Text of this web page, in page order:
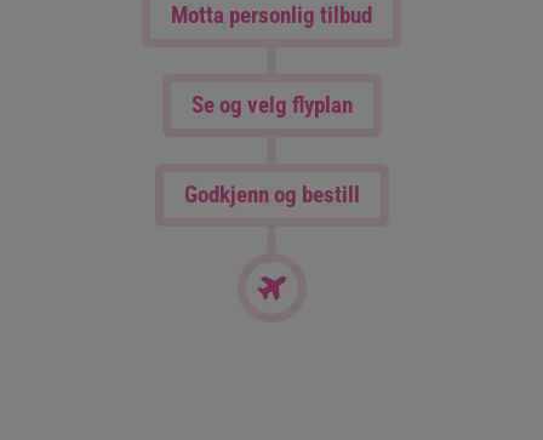
Motta personlig tilbud
Se og velg flyplan
Godkjenn og bestill